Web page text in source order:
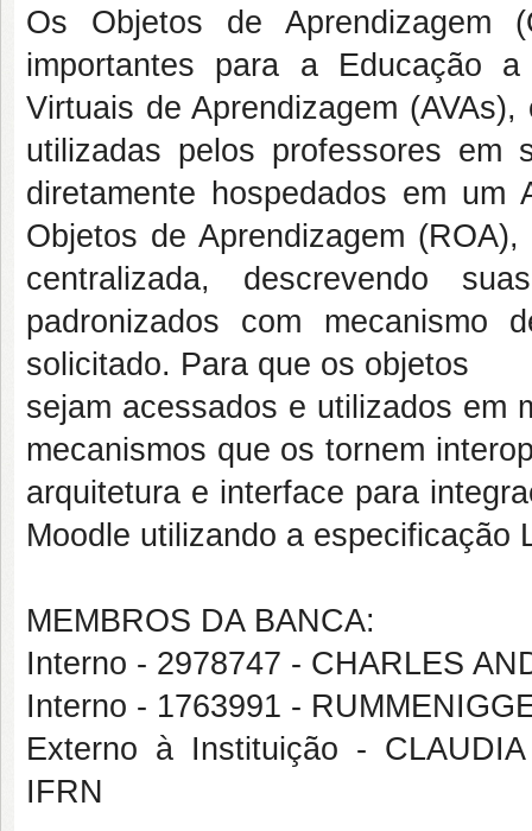
Os Objetos de Aprendizagem
importantes para a Educação
Virtuais de Aprendizagem
utilizadas pelos professores
diretamente hospedados em um
Objetos de Aprendizagem
centralizada, descrevendo
padronizados com mecanismo
solicitado. Para que os objetos
sejam acessados e utilizados em
mecanismos que os tornem
arquitetura e interface para
Moodle utilizando a especificação
MEMBROS DA BANCA:
Interno - 2978747 - CHARLES
Interno - 1763991 -
Externo à Instituição -
IFRN